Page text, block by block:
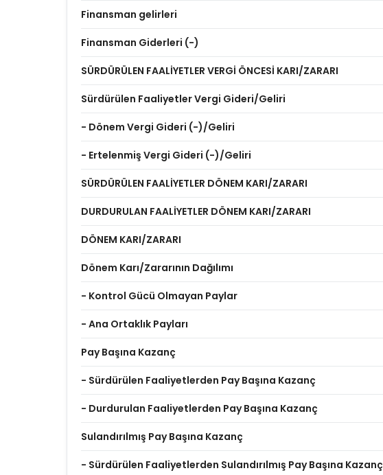
Finansman gelirleri
Finansman Giderleri (-)
SÜRDÜRÜLEN FAALİYETLER VERGİ ÖNCESİ KARI/ZARARI
Sürdürülen Faaliyetler Vergi Gideri/Geliri
- Dönem Vergi Gideri (-)/Geliri
- Ertelenmiş Vergi Gideri (-)/Geliri
SÜRDÜRÜLEN FAALİYETLER DÖNEM KARI/ZARARI
DURDURULAN FAALİYETLER DÖNEM KARI/ZARARI
DÖNEM KARI/ZARARI
Dönem Karı/Zararının Dağılımı
- Kontrol Gücü Olmayan Paylar
- Ana Ortaklık Payları
Pay Başına Kazanç
- Sürdürülen Faaliyetlerden Pay Başına Kazanç
- Durdurulan Faaliyetlerden Pay Başına Kazanç
Sulandırılmış Pay Başına Kazanç
- Sürdürülen Faaliyetlerden Sulandırılmış Pay Başına Kazanç